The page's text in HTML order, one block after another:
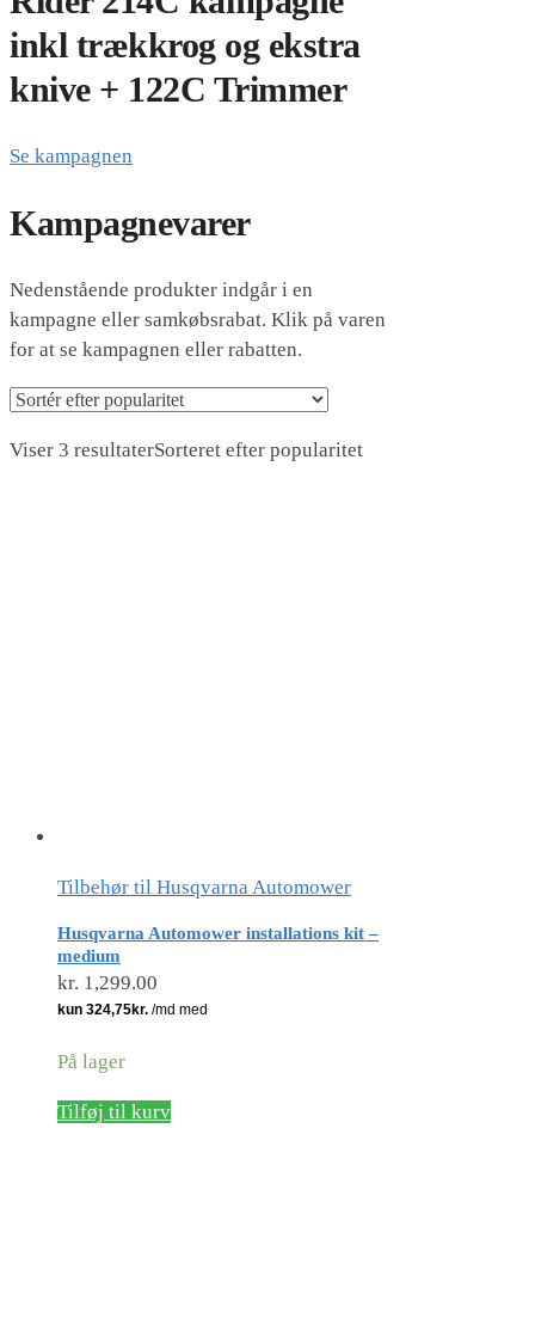
inkl trækkrog og ekstra
knive + 122C Trimmer
Se kampagnen
Kampagnevarer
Nedenstående produkter indgår i en
kampagne eller samkøbsrabat. Klik på varen
for at se kampagnen eller rabatten.
Viser 3 resultaterSorteret efter popularitet
Tilbehør til Husqvarna Automower
Husqvarna Automower installations kit –
medium
kr. 1,299.00
På lager
Tilføj til kurv